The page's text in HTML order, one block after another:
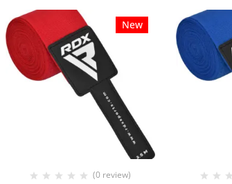
New
(0 review)